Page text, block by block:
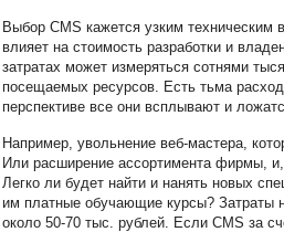
Выбор CMS кажется узким
влияет на стоимость разработки и
затратах может измеряться сотнями
посещаемых ресурсов. Есть тьма
перспективе все они всплывают и
Например, увольнение веб-мастера,
Или расширение ассортимента фирмы,
Легко ли будет найти и нанять новых
им платные обучающие курсы? Затраты
около 50-70 тыс. рублей. Если CMS за